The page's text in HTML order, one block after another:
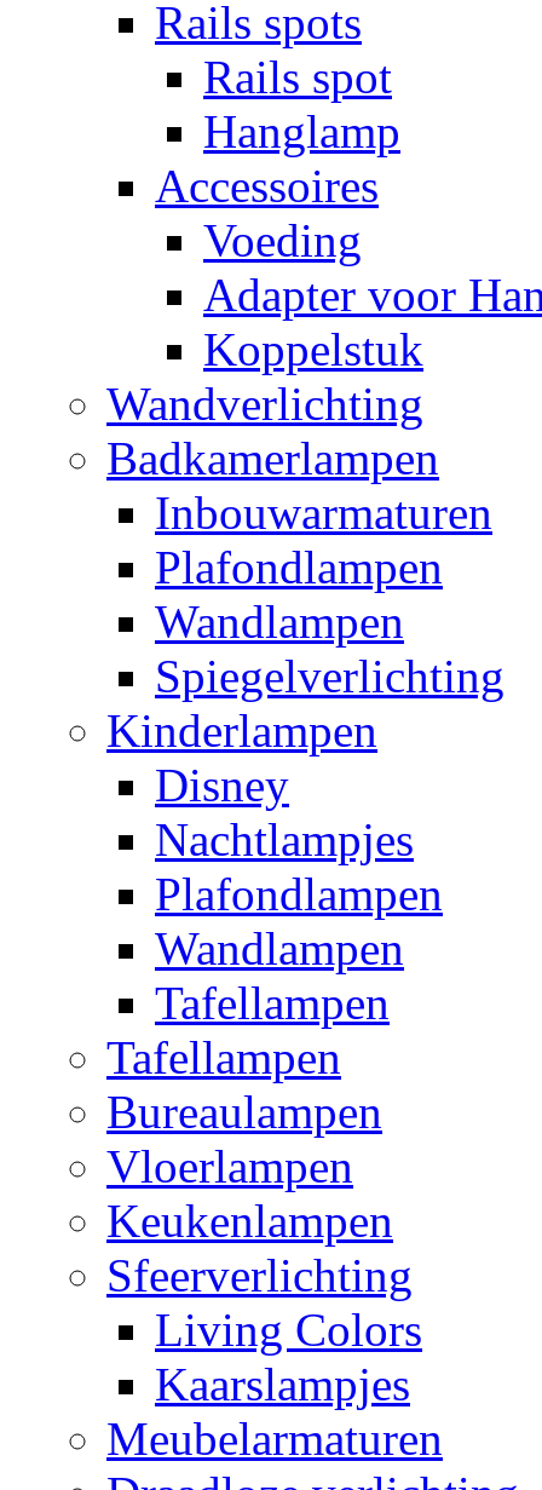
Rails spots
Rails spot
Hanglamp
Accessoires
Voeding
Adapter voor
Koppelstuk
Wandverlichting
Badkamerlampen
Inbouwarmaturen
Plafondlampen
Wandlampen
Spiegelverlichting
Kinderlampen
Disney
Nachtlampjes
Plafondlampen
Wandlampen
Tafellampen
Tafellampen
Bureaulampen
Vloerlampen
Keukenlampen
Sfeerverlichting
Living Colors
Kaarslampjes
Meubelarmaturen